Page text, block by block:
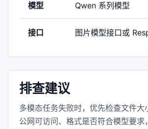
模型 Qwen 系列模型
接口 图片模型接口或
排查建议
多模态任务失败时，优先检查文件大
公网可访问、格式是否符合模型要求